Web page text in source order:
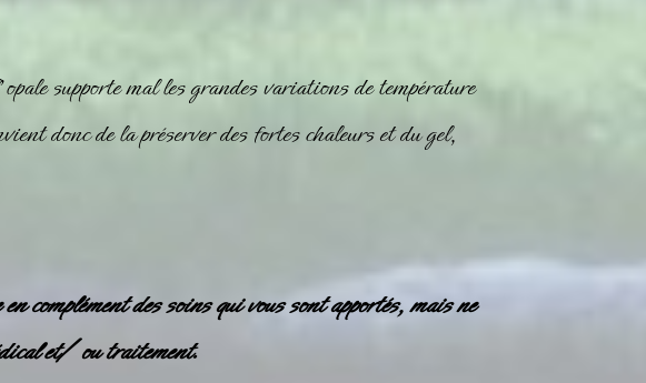
supporte mal les grandes variations de température
donc de la préserver des fortes chaleurs et du gel,
complément des soins qui vous sont apportés, mais ne
et/ ou traitement.